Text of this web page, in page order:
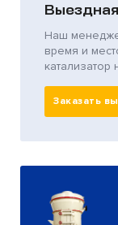
Наш
время и
катализатор
Заказать